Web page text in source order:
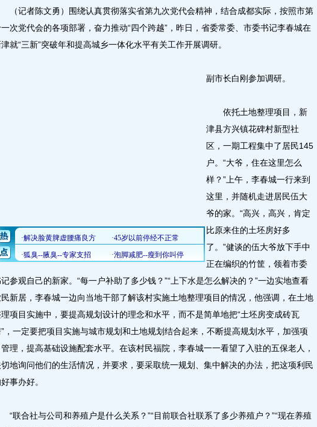
记者陈文勇）围绕认真贯彻落实省第九次党代会精神，结合成都实际，按照市第
次党代会的各项部署，奋力推动“四个跨越”，昨日，省委常委、市委书记李春城在
就“三新”突破年和提高城乡一体化水平有关工作开展调研。
副市长白刚参加调研。
依托土地整理项目，新
津县方兴镇花碑村新型社
区，一期工程集中了居民145
户。“大爷，住在这里怎么
样？”上午，李春城一行来到
这里，并随机走进居民伍大
爷的家。“高兴，高兴，肯定
比原来住的土坯房好多
了。”健谈的伍大爷放下手中
正在编织的竹筐，领着市委
参观自己的新家。“每一户补助了多少钱？”“上下水是怎么解决的？”一边实地查看
民新居，李春城一边向当地干部了解该村实施土地整理项目的情况，他强调，在土地
项目实施中，要提高规划设计的理念和水平，而不是简单地把“土坯房变成砖瓦
”，一定要把项目实施与城市规划和土地规划结合起来，不断提高规划水平，加强项
管理，提高基础设施配套水平。在该村民福院，李春城一一看望了入驻的五保老人，
切地询问他们的生活情况，并要求，要采取统一规划、集中解决的办法，把这项利民
事办好。
联合社与公司和养殖户是什么关系？”“目前联合社联系了多少养殖户？”“现在养殖